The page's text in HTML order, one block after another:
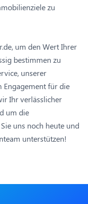
zu
um den Wert Ihrer
bestimmen zu
unserer
Engagement für die
Ihr verlässlicher
um die
uns noch heute und
unterstützen!